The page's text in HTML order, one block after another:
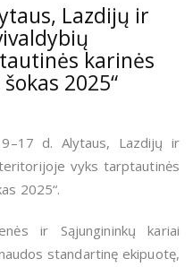
Lazdijų ir
karinės
2025“
d. Alytaus, Lazdijų ir
vyks tarptautinės
2025“.
ir Sąjungininkų kariai
standartinę ekipuotę,